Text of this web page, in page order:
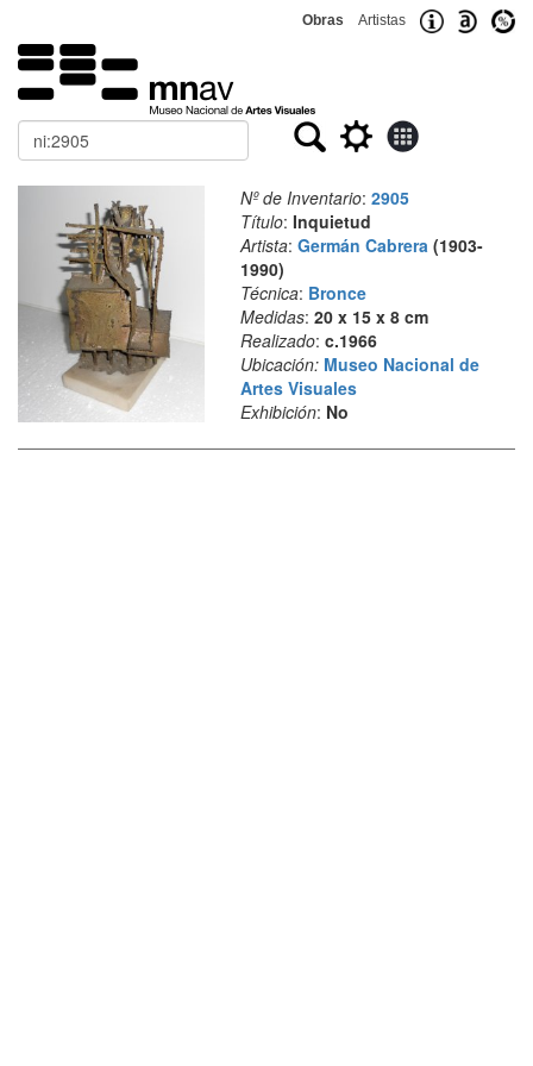
Obras Artistas
Buscar
Nº de Inventario: 2905
Título: Inquietud
Artista: Germán Cabrera(1903-
1990)
Técnica: Bronce
Medidas: 20 x 15 x 8 cm
Realizado: c.1966
Ubicación: Museo Nacional de
Artes Visuales
Exhibición: No